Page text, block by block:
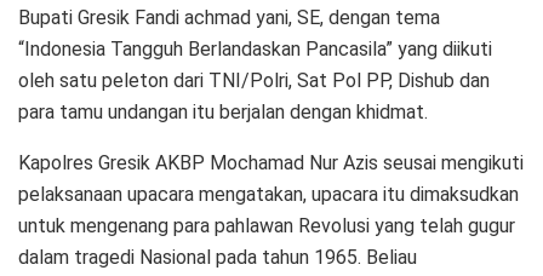
Bupati Gresik Fandi achmad yani, SE, dengan tema
“Indonesia Tangguh Berlandaskan Pancasila” yang diikuti
oleh satu peleton dari TNI/Polri, Sat Pol PP, Dishub dan
para tamu undangan itu berjalan dengan khidmat.
Kapolres Gresik AKBP Mochamad Nur Azis seusai mengikuti
pelaksanaan upacara mengatakan, upacara itu dimaksudkan
untuk mengenang para pahlawan Revolusi yang telah gugur
dalam tragedi Nasional pada tahun 1965. Beliau